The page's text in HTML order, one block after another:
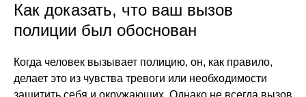
Как доказать, что ваш вызов
полиции был обоснован
Когда человек вызывает полицию, он, как правило,
делает это из чувства тревоги или необходимости
защитить себя и окружающих. Однако не всегда вызов